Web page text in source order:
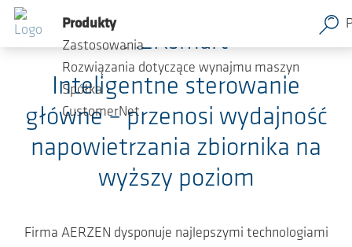
Przejdź do głównej zawartości
Produkty
Zastosowania
Rozwiązania dotyczące wynajmu maszyn
Spółka
CustomerNet
AERsmart
Inteligentne sterowanie
główne – przenosi wydajność
napowietrzania zbiornika na
wyższy poziom
Firma AERZEN dysponuje najlepszymi technologiami